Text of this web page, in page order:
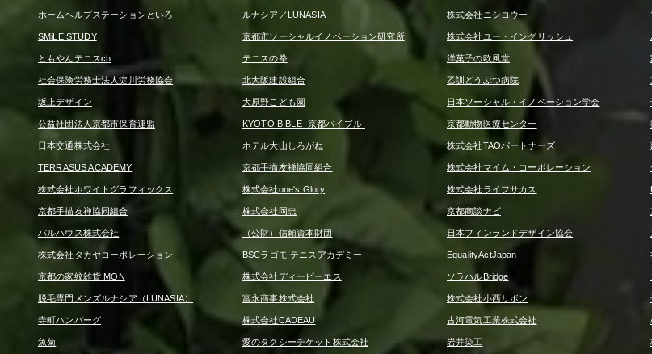
ホームヘルプステーションといろ ルナシア／LUNASIA 株式会社ニシコウー
SMiLE STUDY 京都市ソーシャルイノベーション研究所 株式会社ユー・イングリッシュ
ともやんテニスch テニスの拳 洋菓子の欧風堂
社会保険労務士法人淀川労務協会 北大阪建設組合 乙訓どうぶつ病院
坂上デザイン 大原野こども園 日本ソーシャル・イノベーション学会
公益社団法人京都市保育連盟 KYOTO BIBLE -京都バイブル- 京都動物医療センター
日本交通株式会社 ホテル大山しろがね 株式会社TAOパートナーズ
TERRASUS ACADEMY 京都手描友禅協同組合 株式会社マイム・コーポレーション
株式会社ホワイトグラフィックス 株式会社one's Glory 株式会社ライフサカス
京都手描友禅協同組合 株式会社岡忠 京都商談ナビ
パルハウス株式会社 （公財）信頼資本財団 日本フィンランドデザイン協会
株式会社タカヤコーポレーション BSCラゴモ テニスアカデミー EqualityActJapan
京都の家紋雑貨 MON 株式会社ディーピーエス ソラハルBridge
脱毛専門メンズルナシア（LUNASIA） 富永商事株式会社 株式会社小西リボン
寺町ハンバーグ 株式会社CADEAU 古河電気工業株式会社
魚菊 愛のタクシーチケット株式会社 岩井染工